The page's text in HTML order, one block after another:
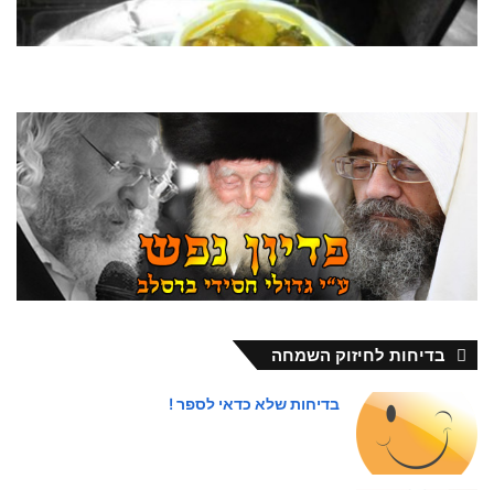
בדיחות לחיזוק השמחה
בדיחות שלא כדאי לספר !